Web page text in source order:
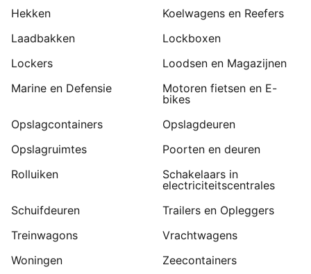
Hekken
Koelwagens en Reefers
Laadbakken
Lockboxen
Lockers
Loodsen en Magazijnen
Marine en Defensie
Motoren fietsen en E-
bikes
Opslagcontainers
Opslagdeuren
Opslagruimtes
Poorten en deuren
Rolluiken
Schakelaars in
electriciteitscentrales
Schuifdeuren
Trailers en Opleggers
Treinwagons
Vrachtwagens
Woningen
Zeecontainers